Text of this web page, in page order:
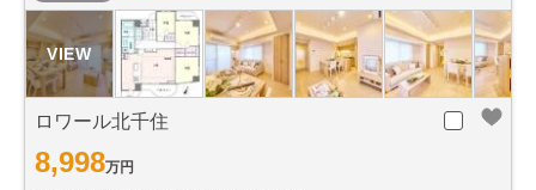
ロワール北千住
8,998万円